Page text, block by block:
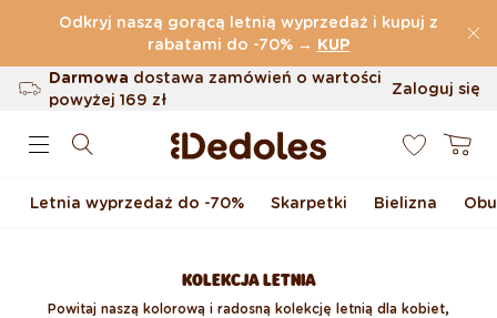
Przejdź do treści
Odkryj naszą gorącą letnią wyprzedaż i kupuj z
rabatami do -70% → KUP
(32.819 Opinie)
Darmowa dostawa zamówień o wartości
powyżej169 zł
Możliwość zwrotu w ciągu 100 dni
Zaloguj się
Koszyk
Letnia wyprzedaż do -70% Skarpetki Bielizna
KOLEKCJA LETNIA
Powitaj naszą kolorową i radosną kolekcję letnią dla kobiet,